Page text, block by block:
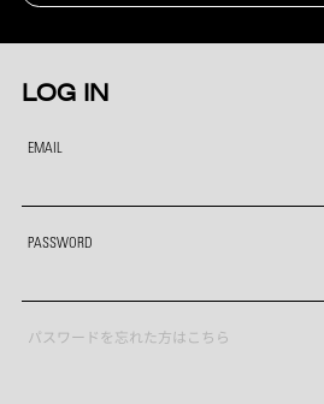
LOG IN
EMAIL
PASSWORD
パスワードを忘れた方はこちら